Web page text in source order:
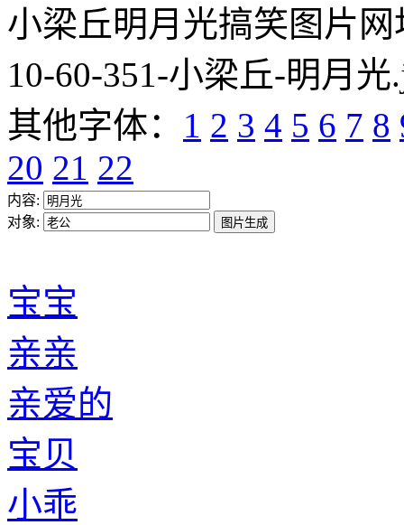
小梁丘明月光搞笑图片网
10-60-351-小梁丘-明月光
其他字体： 1 2 3 4 5 6 7 8
20 21 22
内容:
对象:
宝宝
亲亲
亲爱的
宝贝
小乖